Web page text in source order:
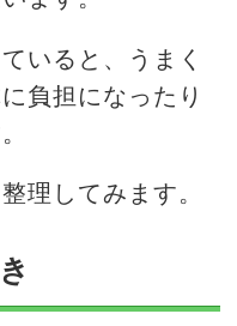
いると、うまく
負担になったり
理してみます。